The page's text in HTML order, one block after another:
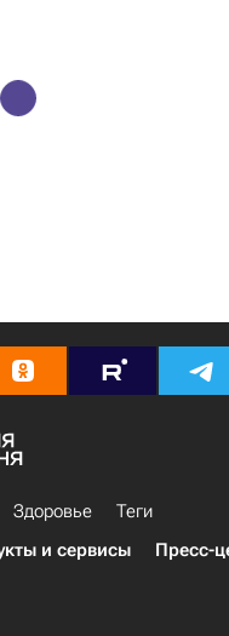
Здоровье
Теги
и сервисы Пресс-